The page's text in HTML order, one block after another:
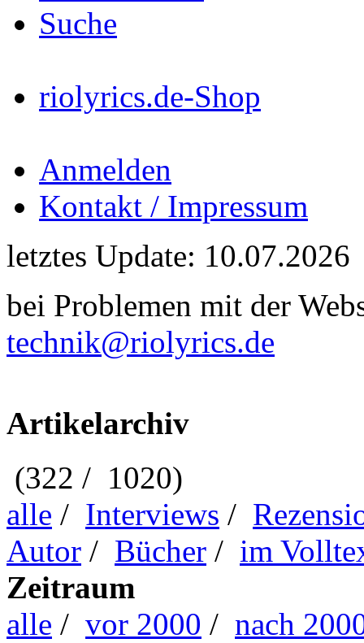
Suche
riolyrics.de-Shop
Anmelden
Kontakt / Impressum
letztes Update: 10.07.2026
bei Problemen mit der
technik@riolyrics.de
Artikelarchiv
(322 / 1020)
alle / Interviews /
Autor / Bücher / im
Zeitraum
alle / vor 2000 / nach